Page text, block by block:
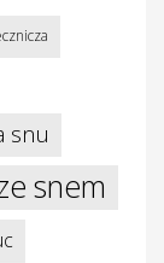
snu
snem